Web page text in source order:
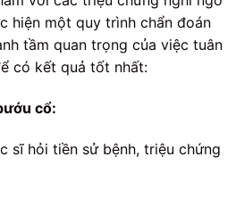
hiện một quy trình chẩn đoán
tầm quan trọng của việc tuân
có kết quả tốt nhất:
cổ:
sĩ hỏi tiền sử bệnh, triệu chứng